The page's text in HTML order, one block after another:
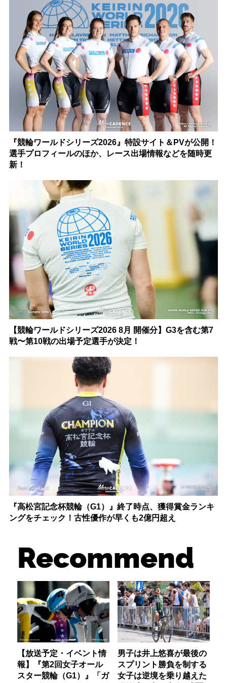
『競輪ワールドシリーズ2026』特設サイト＆PVが公開！
選手プロフィールのほか、レース出場情報などを随時更
新！
【競輪ワールドシリーズ2026 8月 開催分】G3を含む第7
戦〜第10戦の出場予定選手が決定！
『高松宮記念杯競輪（G1）』終了時点、獲得賞金ランキ
ングをチェック！古性優作が早くも2億円超え
Recommend
【放送予定・イベント情
報】『第2回女子オール
スター競輪（G1）』「ガ
男子は井上悠喜が最後の
スプリント勝負を制する
女子は逆境を乗り越えた